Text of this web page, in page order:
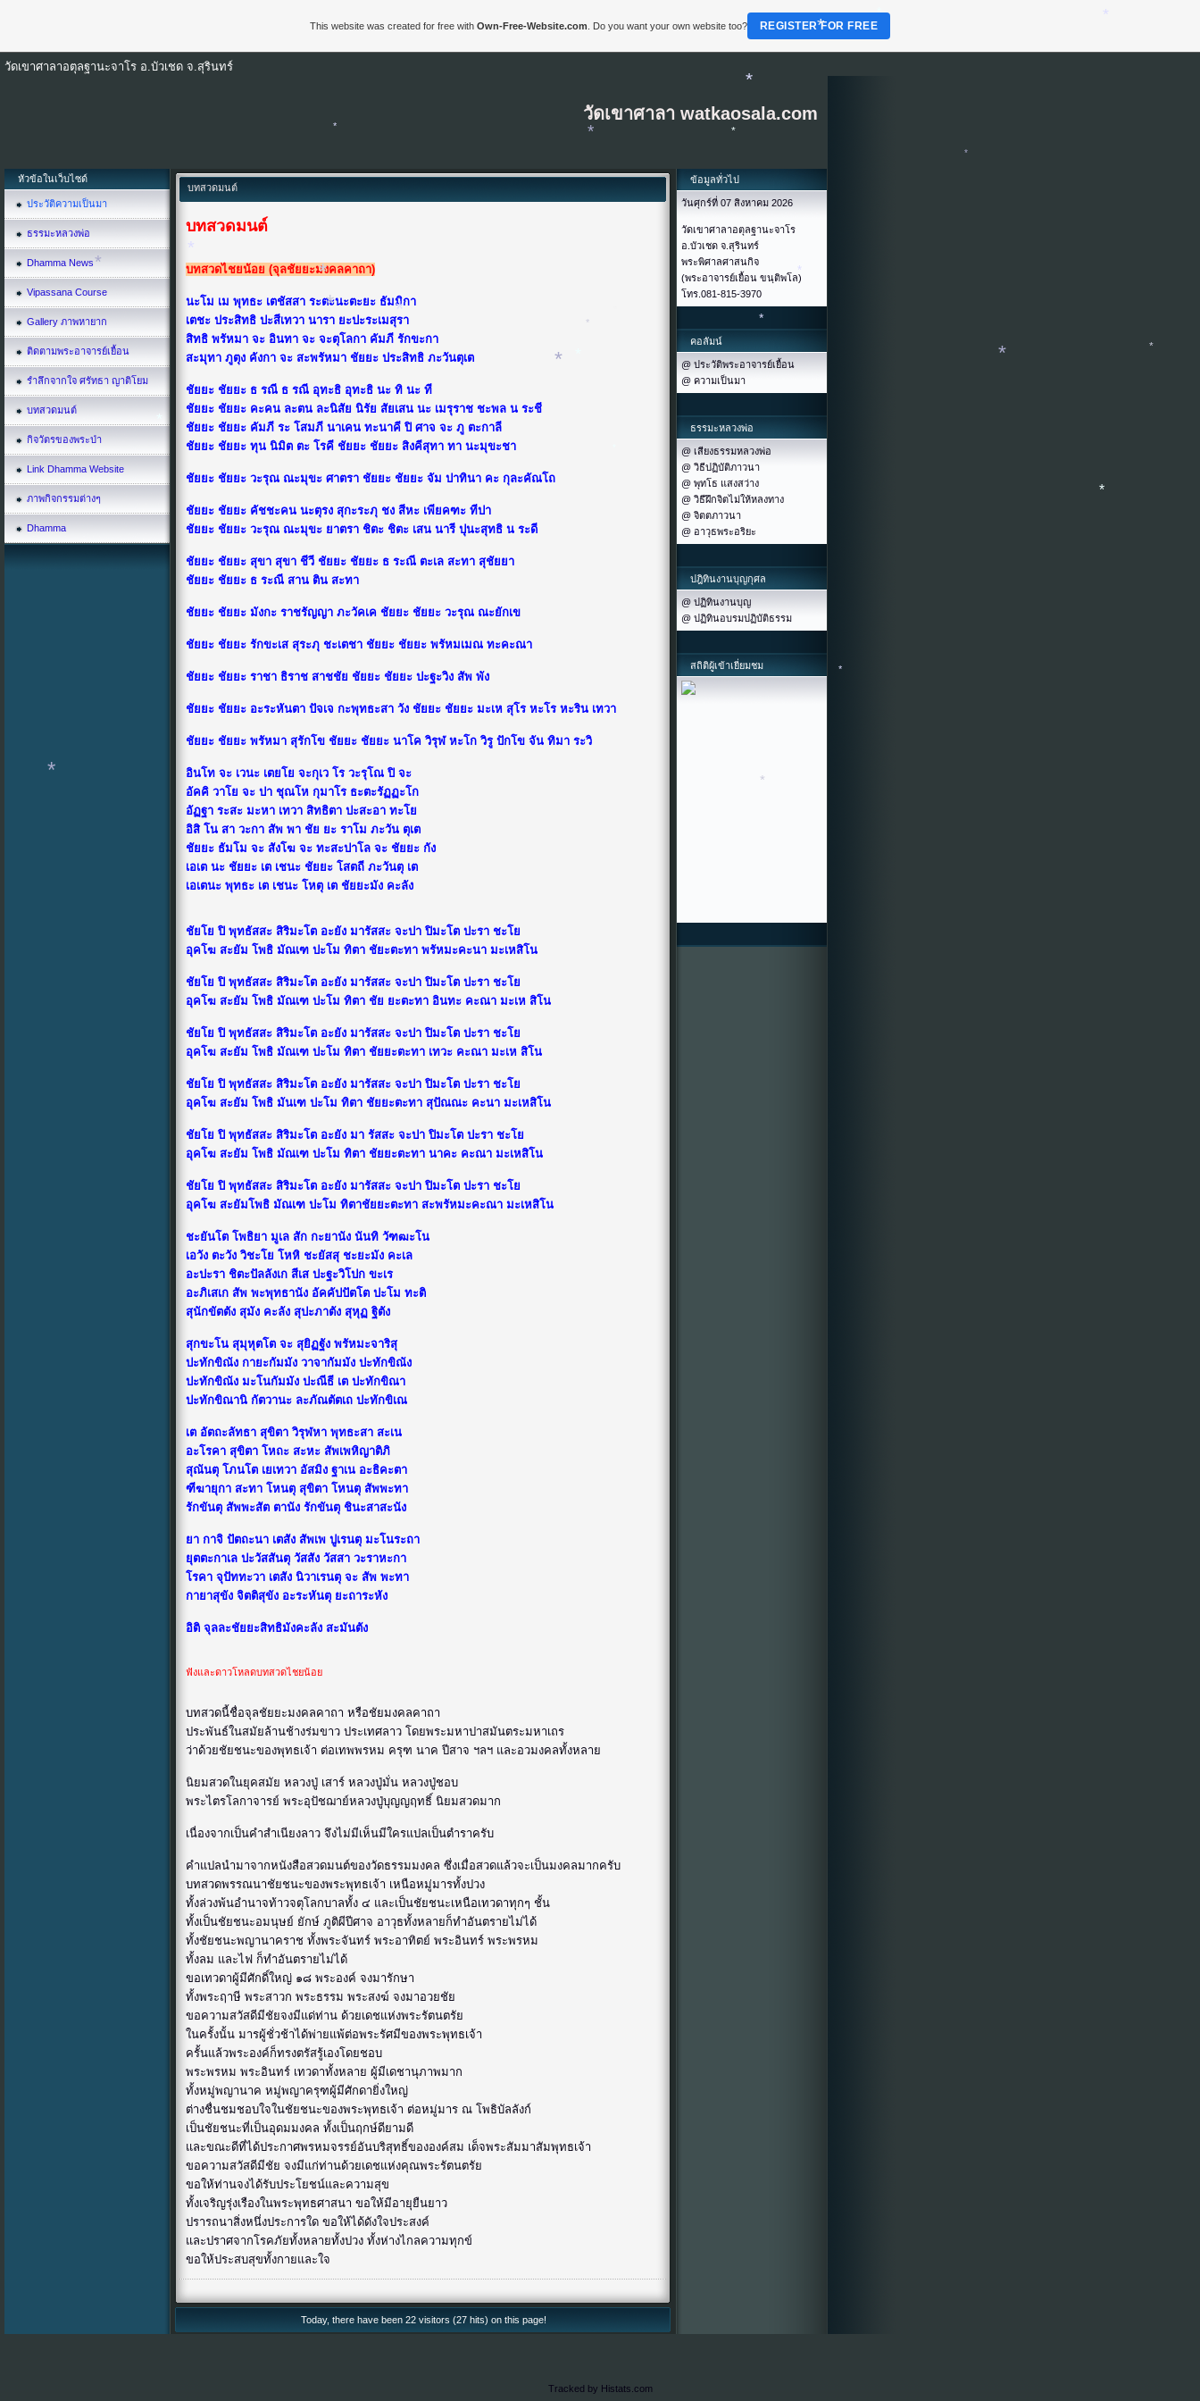
วัดเขาศาลาอตุลฐานะจาโร อ.บัวเชด จ.สุรินทร์
วัดเขาศาลา watkaosala.com
หัวข้อในเว็บไซด์
ประวัติความเป็นมา
ธรรมะหลวงพ่อ
Dhamma News
Vipassana Course
Gallery ภาพหายาก
ติดตามพระอาจารย์เยื้อน
รำลึกจากใจ ศรัทธา ญาติโยม
บทสวดมนต์
กิจวัตรของพระป่า
Link Dhamma Website
ภาพกิจกรรมต่างๆ
Dhamma
บทสวดมนต์
บทสวดมนต์
บทสวดไชยน้อย (จุลชัยยะมงคลคาถา)
นะโม เม พุทธะ เตชัสสา ระตะนะตะยะ ธัมมิกา
เตชะ ประสิทธิ ปะสีเทวา นารา ยะปะระเมสุรา
สิทธิ พรัหมา จะ อินทา จะ จะตุโลกา คัมภี รักขะกา
สะมุทา ภูตุง คังกา จะ สะพรัหมา ชัยยะ ประสิทธิ ภะวันตุเต
ชัยยะ ชัยยะ ธ รณี ธ รณี อุทะธิ อุทะธิ นะ ทิ นะ ที
ชัยยะ ชัยยะ คะคน ละตน ละนิสัย นิรัย สัยเสน นะ เมรุราช ชะพล น ระชี
ชัยยะ ชัยยะ คัมภี ระ โสมภี นาเคน ทะนาคี ปิ ศาจ จะ ภู ตะกาลี
ชัยยะ ชัยยะ ทุน นิมิต ตะ โรคี ชัยยะ ชัยยะ สิงคีสุทา ทา นะมุขะชา
ชัยยะ ชัยยะ วะรุณ ณะมุขะ ศาตรา ชัยยะ ชัยยะ จัม ปาทินา คะ กุละคัณโถ
ชัยยะ ชัยยะ คัชชะคน นะตุรง สุกะระภุ ชง สีหะ เพียคฑะ ทีปา
ชัยยะ ชัยยะ วะรุณ ณะมุขะ ยาตรา ชิตะ ชิตะ เสน นารี ปุนะสุทธิ น ระดี
ชัยยะ ชัยยะ สุขา สุขา ชีวี ชัยยะ ชัยยะ ธ ระณี ตะเล สะทา สุชัยยา
ชัยยะ ชัยยะ ธ ระณี สาน ติน สะทา
ชัยยะ ชัยยะ มังกะ ราชรัญญา ภะวัคเค ชัยยะ ชัยยะ วะรุณ ณะยักเข
ชัยยะ ชัยยะ รักขะเส สุระภุ ชะเตชา ชัยยะ ชัยยะ พรัหมเมณ ทะคะณา
ชัยยะ ชัยยะ ราชา ธิราช สาชชัย ชัยยะ ชัยยะ ปะฐะวิง สัพ พัง
ชัยยะ ชัยยะ อะระหันตา ปัจเจ กะพุทธะสา วัง ชัยยะ ชัยยะ มะเห สุโร หะโร หะริน เทวา
ชัยยะ ชัยยะ พรัหมา สุรักโข ชัยยะ ชัยยะ นาโค วิรุฬ หะโก วิรู ปักโข จัน ทิมา ระวิ
อินโท จะ เวนะ เตยโย จะกุเว โร วะรุโณ ปิ จะ
อัคคิ วาโย จะ ปา ชุณโห กุมาโร ธะตะรัฏฏะโก
อัฏฐา ระสะ มะหา เทวา สิทธิตา ปะสะอา ทะโย
อิสิ โน สา วะกา สัพ พา ชัย ยะ ราโม ภะวัน ตุเต
ชัยยะ ธัมโม จะ สังโฆ จะ ทะสะปาโล จะ ชัยยะ กัง
เอเต นะ ชัยยะ เต เชนะ ชัยยะ โสตถี ภะวันตุ เต
เอเตนะ พุทธะ เต เชนะ โหตุ เต ชัยยะมัง คะลัง
ชัยโย ปิ พุทธัสสะ สิริมะโต อะยัง มารัสสะ จะปา ปิมะโต ปะรา ชะโย
อุคโฆ สะยัม โพธิ มัณเฑ ปะโม ทิตา ชัยะตะทา พรัหมะคะนา มะเหสิโน
ชัยโย ปิ พุทธัสสะ สิริมะโต อะยัง มารัสสะ จะปา ปิมะโต ปะรา ชะโย
อุคโฆ สะยัม โพธิ มัณเฑ ปะโม ทิตา ชัย ยะตะทา อินทะ คะณา มะเห สิโน
ชัยโย ปิ พุทธัสสะ สิริมะโต อะยัง มารัสสะ จะปา ปิมะโต ปะรา ชะโย
อุคโฆ สะยัม โพธิ มัณเฑ ปะโม ทิตา ชัยยะตะทา เทวะ คะณา มะเห สิโน
ชัยโย ปิ พุทธัสสะ สิริมะโต อะยัง มารัสสะ จะปา ปิมะโต ปะรา ชะโย
อุคโฆ สะยัม โพธิ มันเฑ ปะโม ทิตา ชัยยะตะทา สุปัณณะ คะนา มะเหสิโน
ชัยโย ปิ พุทธัสสะ สิริมะโต อะยัง มา รัสสะ จะปา ปิมะโต ปะรา ชะโย
อุคโฆ สะยัม โพธิ มัณเฑ ปะโม ทิตา ชัยยะตะทา นาคะ คะณา มะเหสิโน
ชัยโย ปิ พุทธัสสะ สิริมะโต อะยัง มารัสสะ จะปา ปิมะโต ปะรา ชะโย
อุคโฆ สะยัมโพธิ มัณเฑ ปะโม ทิตาชัยยะตะทา สะพรัหมะคะณา มะเหสิโน
ชะยันโต โพธิยา มูเล สัก กะยานัง นันทิ วัฑฒะโน
เอวัง ตะวัง วิชะโย โหหิ ชะยัสสุ ชะยะมัง คะเล
อะปะรา ชิตะปัลลังเก สีเส ปะฐะวิโปก ขะเร
อะภิเสเก สัพ พะพุทธานัง อัคคัปปัตโต ปะโม ทะติ
สุนักขัตตัง สุมัง คะลัง สุปะภาตัง สุหุฏ ฐิตัง
สุกขะโน สุมุหุตโต จะ สุยิฏฐัง พรัหมะจาริสุ
ปะทักขิณัง กายะกัมมัง วาจากัมมัง ปะทักขิณัง
ปะทักขิณัง มะโนกัมมัง ปะณีธี เต ปะทักขิณา
ปะทักขิณานิ กัตวานะ ละภัณตัตเถ ปะทักขิเณ
เต อัตถะลัทธา สุขิตา วิรุฬหา พุทธะสา สะเน
อะโรคา สุขิตา โหถะ สะหะ สัพเพหิญาติภิ
สุณันตุ โภนโต เยเทวา อัสมิง ฐาเน อะธิคะตา
ฑีฆายุกา สะทา โหนตุ สุขิตา โหนตุ สัพพะทา
รักขันตุ สัพพะสัต ตานัง รักขันตุ ชินะสาสะนัง
ยา กาจิ ปัตถะนา เตสัง สัพเพ ปูเรนตุ มะโนระถา
ยุตตะกาเล ปะวัสสันตุ วัสสัง วัสสา วะราหะกา
โรคา จุปัททะวา เตสัง นิวาเรนตุ จะ สัพ พะทา
กายาสุขัง จิตติสุขัง อะระหันตุ ยะถาระหัง
อิติ จุลละชัยยะสิทธิมังคะลัง สะมันตัง
ฟังและดาวโหลดบทสวดไชยน้อย
บทสวดนี้ชื่อจุลชัยยะมงคลคาถา หรือชัยมงคลคาถา
ประพันธ์ในสมัยล้านช้างร่มขาว ประเทศลาว โดยพระมหาปาสมันตระมหาเถร
ว่าด้วยชัยชนะของพุทธเจ้า ต่อเทพพรหม ครุฑ นาค ปีสาจ ฯลฯ และอวมงคลทั้งหลาย
นิยมสวดในยุคสมัย หลวงปู่ เสาร์ หลวงปู่มั่น หลวงปู่ชอบ
พระไตรโลกาจารย์ พระอุปัชฌาย์หลวงปู่บุญญฤทธิ์ นิยมสวดมาก
เนื่องจากเป็นคำสำเนียงลาว จึงไม่มีเห็นมีใครแปลเป็นตำราครับ
คำแปลนำมาจากหนังสือสวดมนต์ของวัดธรรมมงคล ซึ่งเมื่อสวดแล้วจะเป็นมงคลมากครับ
บทสวดพรรณนาชัยชนะของพระพุทธเจ้า เหนือหมู่มารทั้งปวง
ทั้งล่วงพ้นอำนาจท้าวจตุโลกบาลทั้ง ๔ และเป็นชัยชนะเหนือเทวดาทุกๆ ชั้น
ทั้งเป็นชัยชนะอมนุษย์ ยักษ์ ภูติผีปีศาจ อาวุธทั้งหลายก็ทำอันตรายไม่ได้
ทั้งชัยชนะพญานาคราช ทั้งพระจันทร์ พระอาทิตย์ พระอินทร์ พระพรหม
ทั้งลม และไฟ ก็ทำอันตรายไม่ได้
ขอเทวดาผู้มีศักดิ์ใหญ่ ๑๘ พระองค์ จงมารักษา
ทั้งพระฤาษี พระสาวก พระธรรม พระสงฆ์ จงมาอวยชัย
ขอความสวัสดีมีชัยจงมีแด่ท่าน ด้วยเดชแห่งพระรัตนตรัย
ในครั้งนั้น มารผู้ชั่วช้าได้พ่ายแพ้ต่อพระรัศมีของพระพุทธเจ้า
ครั้นแล้วพระองค์ก็ทรงตรัสรู้เองโดยชอบ
พระพรหม พระอินทร์ เทวดาทั้งหลาย ผู้มีเดชานุภาพมาก
ทั้งหมู่พญานาค หมู่พญาครุฑผู้มีศักดายิ่งใหญ่
ต่างชื่นชมชอบใจในชัยชนะของพระพุทธเจ้า ต่อหมู่มาร ณ โพธิบัลลังก์
เป็นชัยชนะที่เป็นอุดมมงคล ทั้งเป็นฤกษ์ดียามดี
และขณะดีที่ได้ประกาศพรหมจรรย์อันบริสุทธิ์ขององค์สม เด็จพระสัมมาสัมพุทธเจ้า
ขอความสวัสดีมีชัย จงมีแก่ท่านด้วยเดชแห่งคุณพระรัตนตรัย
ขอให้ท่านจงได้รับประโยชน์และความสุข
ทั้งเจริญรุ่งเรืองในพระพุทธศาสนา ขอให้มีอายุยืนยาว
ปรารถนาสิ่งหนึ่งประการใด ขอให้ได้ดังใจประสงค์
และปราศจากโรคภัยทั้งหลายทั้งปวง ทั้งห่างไกลความทุกข์
ขอให้ประสบสุขทั้งกายและใจ
Today, there have been 22 visitors (27 hits) on this page!
ข้อมูลทั่วไป
วันศุกร์ที่ 07 สิงหาคม 2026
วัดเขาศาลาอตุลฐานะจาโร
อ.บัวเชด จ.สุรินทร์
พระพิศาลศาสนกิจ
(พระอาจารย์เยื้อน ขนฺติพโล)
โทร.081-815-3970
คอลัมน์
@ ประวัติพระอาจารย์เยื้อน
@ ความเป็นมา
ธรรมะหลวงพ่อ
@ เสียงธรรมหลวงพ่อ
@ วิธีปฏิบัติภาวนา
@ พุทโธ แสงสว่าง
@ วิธีฝึกจิตไม่ให้หลงทาง
@ จิตตภาวนา
@ อาวุธพระอริยะ
ปฎิทินงานบุญกุศล
@ ปฏิทินงานบุญ
@ ปฏิทินอบรมปฏิบัติธรรม
สถิติผู้เข้าเยี่ยมชม
Tracked by Histats.com
This website was created for free with Own-Free-Website.com . Do you want your own website too? REGISTER FOR FREE
*
*
*
*
*
*
*
*